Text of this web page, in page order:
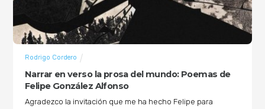
Narrar en verso la prosa del mundo: Poemas de
Felipe González Alfonso
Rodrigo Cordero
Agradezco la invitación que me ha hecho Felipe para